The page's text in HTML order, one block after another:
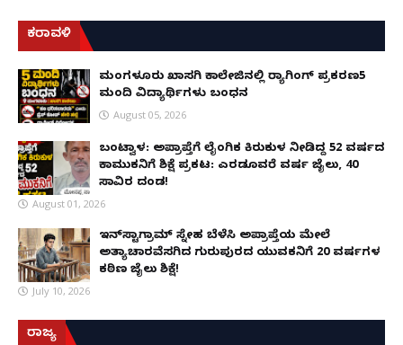
ಕರಾವಳಿ
ಮಂಗಳೂರು ಖಾಸಗಿ ಕಾಲೇಜಿನಲ್ಲಿ ರ‌್ಯಾಗಿಂಗ್ ಪ್ರಕರಣ5
ಮಂದಿ ವಿದ್ಯಾರ್ಥಿಗಳು ಬಂಧನ
August 05, 2026
ಬಂಟ್ವಾಳ: ಅಪ್ರಾಪ್ತೆಗೆ ಲೈಂಗಿಕ ಕಿರುಕುಳ ನೀಡಿದ್ದ 52 ವರ್ಷದ
ಕಾಮುಕನಿಗೆ ಶಿಕ್ಷೆ ಪ್ರಕಟ: ಎರಡೂವರೆ ವರ್ಷ ಜೈಲು, ₹40
ಸಾವಿರ ದಂಡ!
August 01, 2026
ಇನ್‌ಸ್ಟಾಗ್ರಾಮ್ ಸ್ನೇಹ ಬೆಳೆಸಿ ಅಪ್ರಾಪ್ತೆಯ ಮೇಲೆ
ಅತ್ಯಾಚಾರವೆಸಗಿದ ಗುರುಪುರದ ಯುವಕನಿಗೆ 20 ವರ್ಷಗಳ
ಕಠಿಣ ಜೈಲು ಶಿಕ್ಷೆ!
July 10, 2026
ರಾಜ್ಯ